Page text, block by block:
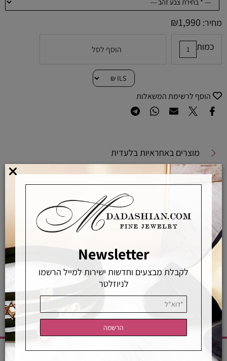
מחיר: ₪1,990
כמות הוסף לסל
הוסף לרשימת המשאלות
מוצרים באחראיות בלעדית
מוצרים מקוריים ללא זיופים
משלוחים מהירים
אפשרויות החלפה / החזרה
רכישה מאובטחת
אחראיות בלעדית משלוחים מהירים רכישה מאובטחת
Newsletter
לקבלת מבצעים וחדשות ישירות למייל הרשמו
לניוזלטר